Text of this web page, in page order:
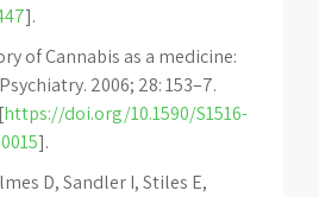
].
of Cannabis as a medicine:
2006; 28: 153–7.
https://doi.org/10.1590/S1516-
].
D, Sandler I, Stiles E,